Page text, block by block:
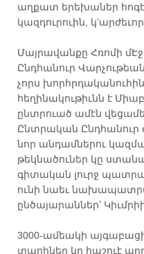
աղքատ երեխաներ
կազդուրուին,
Մայրավանքը Հռոմի
Ընդհանուր
չորս
հեղինակութիւնն է
ընտրուած ամէն
Ընտրական Ընդհանուր
նոր անդամներու
թեկնածուներ կը
գիտական լուրջ
ունի նաեւ
ընծայարաններ՝
3000-ամեակի
տարիներ կը հաշուէ